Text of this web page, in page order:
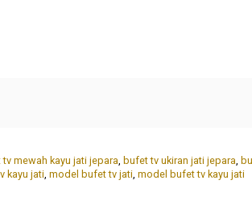
mewah kayu jati jepara bufet tv ukiran jati jepara
kayu jati model bufet tv jati model bufet tv kayu jati